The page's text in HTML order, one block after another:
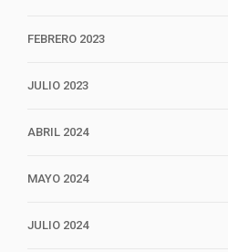
FEBRERO 2023
JULIO 2023
ABRIL 2024
MAYO 2024
JULIO 2024